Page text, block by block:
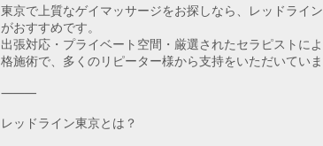
東京で上質なゲイマッサージをお探しなら、レッドライ
がおすすめです。
出張対応・プライベート空間・厳選されたセラピストに
格施術で、多くのリピーター様から支持をいただいていま
⸻
レッドライン東京とは？